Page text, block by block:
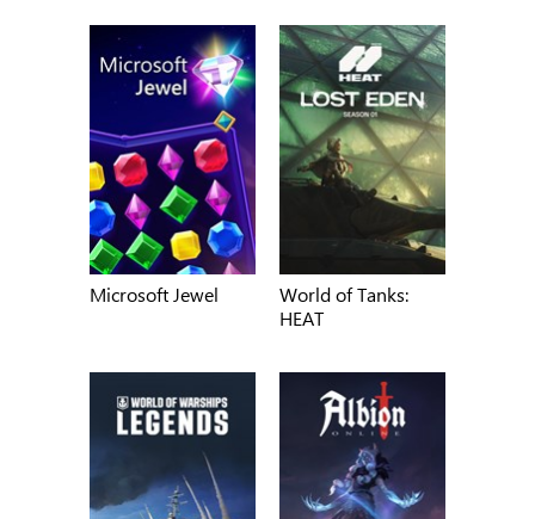
Microsoft Jewel
World of Tanks:
HEAT